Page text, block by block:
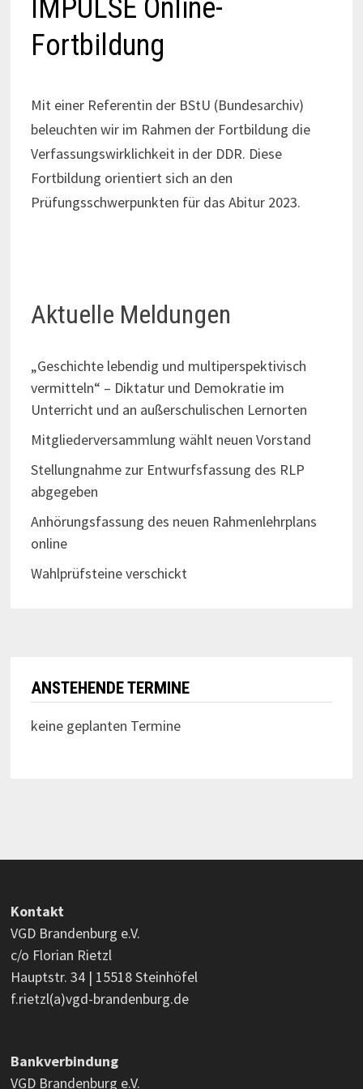
IMPULSE Online-
Fortbildung
Mit einer Referentin der BStU (Bundesarchiv)
beleuchten wir im Rahmen der Fortbildung die
Verfassungswirklichkeit in der DDR. Diese
Fortbildung orientiert sich an den
Prüfungsschwerpunkten für das Abitur 2023.
Aktuelle Meldungen
„Geschichte lebendig und multiperspektivisch
vermitteln“ – Diktatur und Demokratie im
Unterricht und an außerschulischen Lernorten
Mitgliederversammlung wählt neuen Vorstand
Stellungnahme zur Entwurfsfassung des RLP
abgegeben
Anhörungsfassung des neuen Rahmenlehrplans
online
Wahlprüfsteine verschickt
ANSTEHENDE TERMINE
keine geplanten Termine
Kontakt
VGD Brandenburg e.V.
c/o Florian Rietzl
Hauptstr. 34 | 15518 Steinhöfel
f.rietzl(a)vgd-brandenburg.de
Bankverbindung
VGD Brandenburg e.V.